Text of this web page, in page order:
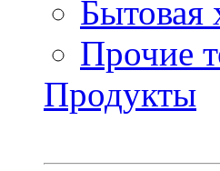
Бытовая
Прочие
Продукты